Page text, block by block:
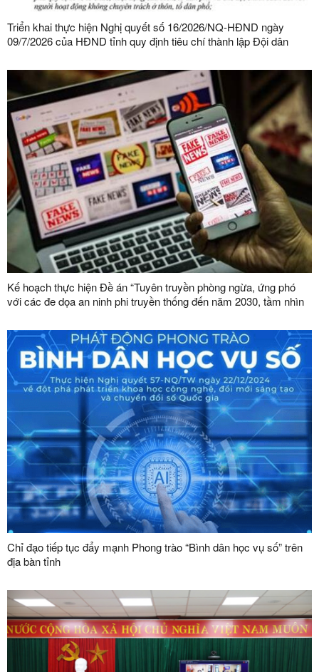
Triển khai thực hiện Nghị quyết số 16/2026/NQ-HĐND ngày
09/7/2026 của HĐND tỉnh quy định tiêu chí thành lập Đội dân
bàn tỉnh
Kế hoạch thực hiện Đề án “Tuyên truyền phòng ngừa, ứng phó
với các đe dọa an ninh phi truyền thống đến năm 2030, tầm nhìn
Chỉ đạo tiếp tục đẩy mạnh Phong trào “Bình dân học vụ số” trên
địa bàn tỉnh